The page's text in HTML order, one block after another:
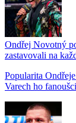
Ondřej Novotný
zastavovali na
Popularita
Varech ho